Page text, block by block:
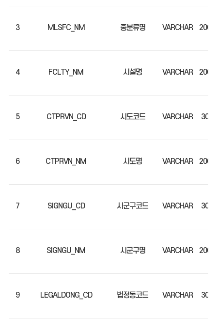
3 MLSFC_NM 중분류명 VARCHAR 200
4 FCLTY_NM 시설명 VARCHAR 200
5 CTPRVN_CD 시도코드 VARCHAR 30
6 CTPRVN_NM 시도명 VARCHAR 200
7 SIGNGU_CD 시군구코드 VARCHAR 30
8 SIGNGU_NM 시군구명 VARCHAR 200
9 LEGALDONG_CD 법정동코드 VARCHAR 30